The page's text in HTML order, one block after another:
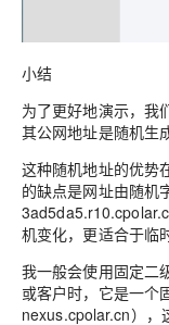
小结
为了更好地演示，我
其公网地址是随机生
这种随机地址的优势
的缺点是网址由随机
机变化，更适合于临
我一般会使用固定二
或客户时，它是一个
nexus.cpolar.cn），